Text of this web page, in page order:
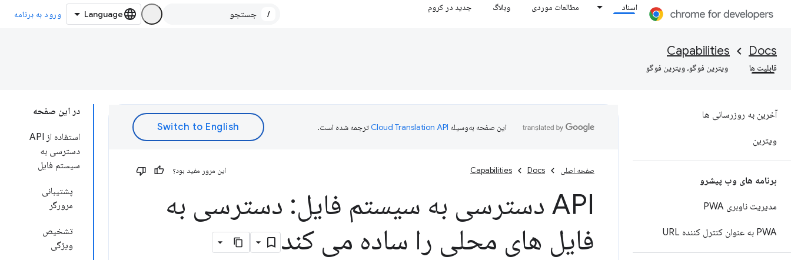
اسناد مطالعات موردی وبلاگ جدید در کروم
/ ورود به برنامه
Docs
Capabilities
قابلیت ها ویترین فوگو، ویترین فوگو
آخرین به روزرسانی ها
ویترین
برنامه های وب پیشرو
مدیریت ناوبری PWA
PWA به عنوان کنترل کننده URL
در این صفحه
استفاده از API
دسترسی به
سیستم فایل
پشتیبانی
مرورگر
تشخیص
ویژگی
این صفحه به‌وسیله ترجمه شده است.
صفحه اصلی Docs
Capabilities این مرور مفید بود؟
API دسترسی به سیستم فایل: دسترسی به
فایل های محلی را ساده می کند